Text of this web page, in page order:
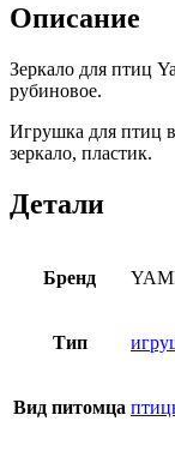
Описание
Зеркало для птиц
рубиновое.
Игрушка для птиц
зеркало, пластик.
Детали
Бренд
Тип
Вид питомца